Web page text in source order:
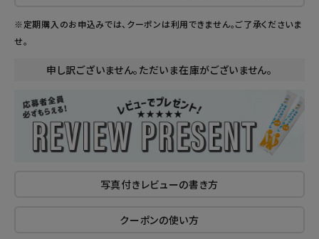
※定期購入のお申込みでは、クーポンは利用できません。ご了承くださいま
せ。
申し訳ございません。ただいま在庫がございません。
写真付きレビューの書き方
クーポンの使い方